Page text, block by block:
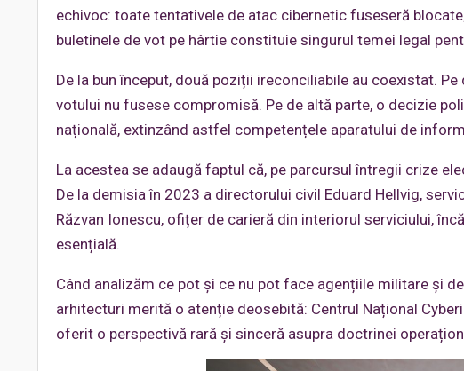
echivoc: toate tentativele de atac cibernetic fuseseră
buletinele de vot pe hârtie constituie singurul temei legal
De la bun început, două poziții ireconciliabile au coexistat.
votului nu fusese compromisă. Pe de altă parte, o decizie
națională, extinzând astfel competențele aparatului de
La acestea se adaugă faptul că, pe parcursul întregii crize
De la demisia în 2023 a directorului civil Eduard Hellvig,
Răzvan Ionescu, ofițer de carieră din interiorul serviciului,
esențială.
Când analizăm ce pot și ce nu pot face agențiile militare și
arhitecturi merită o atenție deosebită: Centrul Național
oferit o perspectivă rară și sinceră asupra doctrinei